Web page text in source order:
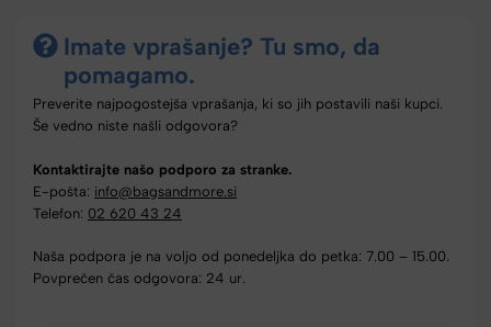
Imate vprašanje? Tu smo, da
pomagamo.
Preverite najpogostejša vprašanja, ki so jih postavili naši kupci.
Še vedno niste našli odgovora?
Kontaktirajte našo podporo za stranke.
E-pošta: info@bagsandmore.si
Telefon: 02 620 43 24
Naša podpora je na voljo od ponedeljka do petka: 7.00 – 15.00.
Povprečen čas odgovora: 24 ur.